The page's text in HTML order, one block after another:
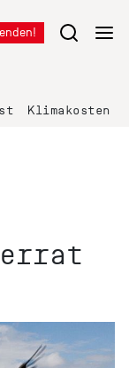
Klimakosten